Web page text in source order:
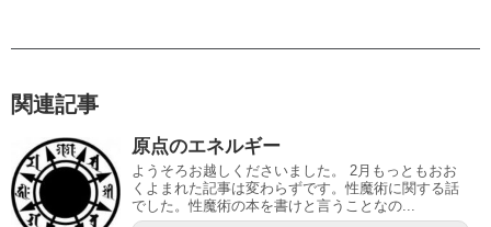
関連記事
原点のエネルギー
ようそろお越しくださいました。 2月もっともおお
くよまれた記事は変わらずです。性魔術に関する話
でした。性魔術の本を書けと言うことなの...